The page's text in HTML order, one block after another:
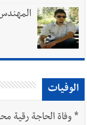
الوفيات
*